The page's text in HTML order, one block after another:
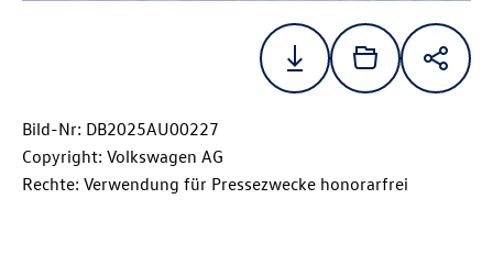
Bild-Nr: DB2025AU00227
Copyright: Volkswagen AG
Rechte: Verwendung für Pressezwecke honorarfrei